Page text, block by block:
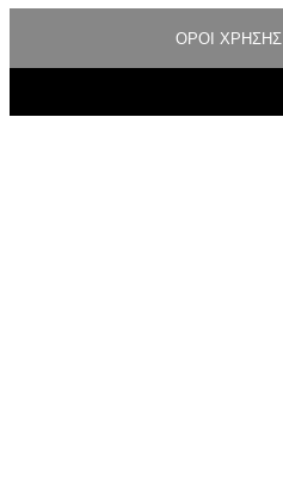
ΟΡΟΙ ΧΡΗΣΗΣ